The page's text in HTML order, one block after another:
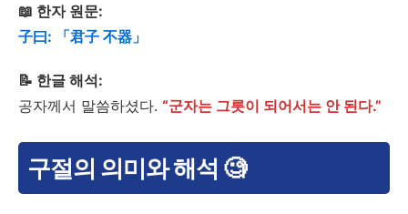
📖 한자 원문:
子曰: 「君子 不器」
📝 한글 해석:
공자께서 말씀하셨다. “군자는 그릇이 되어서는 안 된다.”
구절의 의미와 해석 🧐